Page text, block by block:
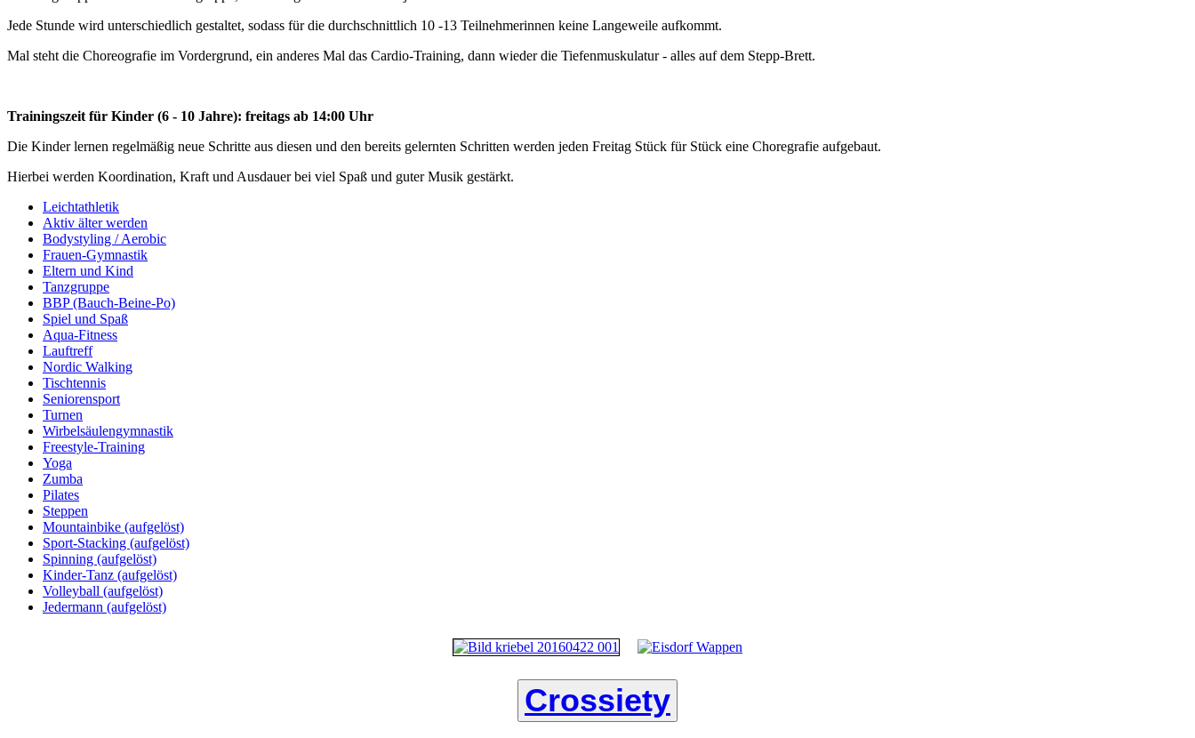
Jede Stunde wird unterschiedlich gestaltet, sodass für die durchschnittlich 10 -13 Teilnehmerinnen keine Langeweile aufkommt.
Mal steht die Choreografie im Vordergrund, ein anderes Mal das Cardio-Training, dann wieder die Tiefenmuskulatur - alles auf dem Stepp-Brett.
Trainingszeit für Kinder (6 - 10 Jahre): freitags ab 14:00 Uhr
Die Kinder lernen regelmäßig neue Schritte aus diesen und den bereits gelernten Schritten werden jeden Freitag Stück für Stück eine Choregrafie aufgebaut.
Hierbei werden Koordination, Kraft und Ausdauer bei viel Spaß und guter Musik gestärkt.
Leichtathletik
Aktiv älter werden
Bodystyling / Aerobic
Frauen-Gymnastik
Eltern und Kind
Tanzgruppe
BBP (Bauch-Beine-Po)
Spiel und Spaß
Aqua-Fitness
Lauftreff
Nordic Walking
Tischtennis
Seniorensport
Turnen
Wirbelsäulengymnastik
Freestyle-Training
Yoga
Zumba
Pilates
Steppen
Mountainbike (aufgelöst)
Sport-Stacking (aufgelöst)
Spinning (aufgelöst)
Kinder-Tanz (aufgelöst)
Volleyball (aufgelöst)
Jedermann (aufgelöst)
Crossiety